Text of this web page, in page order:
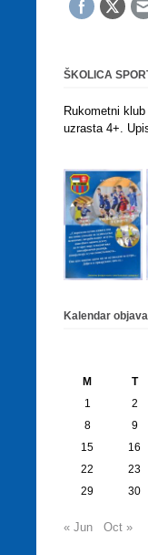
ŠKOLICA
Rukometni
uzrasta 4+.
Kalendar objava
M T
1
2
8
9
15
16
22
23
29
30
« Jun Oct »